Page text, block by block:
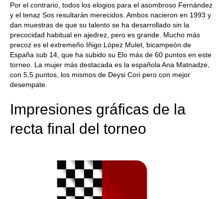
Por el contrario, todos los elogios para el asombroso Fernández
y el tenaz Sos resultarán merecidos. Ambos nacieron en 1993 y
dan muestras de que su talento se ha desarrollado sin la
precocidad habitual en ajedrez, pero es grande. Mucho más
precoz es el extremeño Iñigo López Mulet, bicampeón de
España sub 14, que ha subido su Elo más de 60 puntos en este
torneo. La mujer más destacada es la española Ana Matnadze,
con 5,5 puntos, los mismos de Deysi Cori pero con mejor
desempate.
Impresiones gráficas de la
recta final del torneo